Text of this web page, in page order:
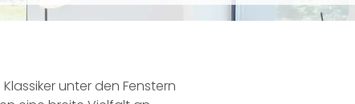
unter den Fenstern